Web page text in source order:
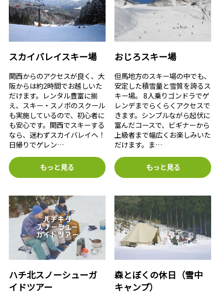
スカイバレイスキー場
関西からのアクセスが良く、大
阪からは約2時間でお越しいた
だけます。レンタル豊富に揃
え、スキー・スノボのスクール
も実施しているので、初心者に
も安心です。関西でスキーする
なら、迷わずスカイバレイへ！
日帰りでゲレン…
もっと見る
おじろスキー場
但馬地方のスキー場の中でも、
安定した積雪量と雪質を誇るス
キー場。 8人乗りゴンドラでゲ
レンデまでらくらくアクセスで
きます。シンプルながら起伏に
富んだコースで、ビギナーから
上級者まで幅広くお楽しみいた
だけます。ま…
もっと見る
ハチ北スノーシューガ
イドツアー
森とぼくの休日（雪中
キャンプ）